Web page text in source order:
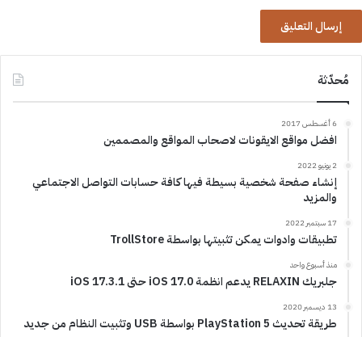
مُحدّثة
6 أغسطس 2017
افضل مواقع الايقونات لاصحاب المواقع والمصممين
2 يونيو 2022
إنشاء صفحة شخصية بسيطة فيها كافة حسابات التواصل الاجتماعي
والمزيد
17 سبتمبر 2022
تطبيقات وادوات يمكن تثبيتها بواسطة TrollStore
منذ أسبوع واحد
جلبريك RELAXIN يدعم انظمة iOS 17.0 حتى iOS 17.3.1
13 ديسمبر 2020
طريقة تحديث PlayStation 5 بواسطة USB وتثبيت النظام من جديد